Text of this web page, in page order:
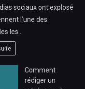
sociaux ont explosé
l’une des
les…
Comment
rédiger un